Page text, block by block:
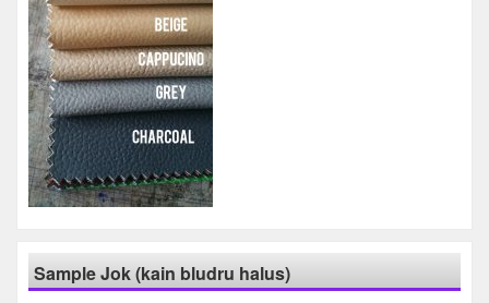
Sample Jok (kain bludru halus)